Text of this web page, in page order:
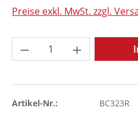
Preise exkl. MwSt. zzgl.
Produkt Anzahl:
Artikel-Nr.: BC323R